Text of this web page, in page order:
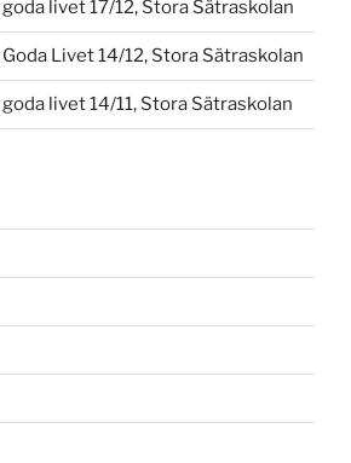
livet 17/12, Stora Sätraskolan
Livet 14/12, Stora Sätraskolan
livet 14/11, Stora Sätraskolan